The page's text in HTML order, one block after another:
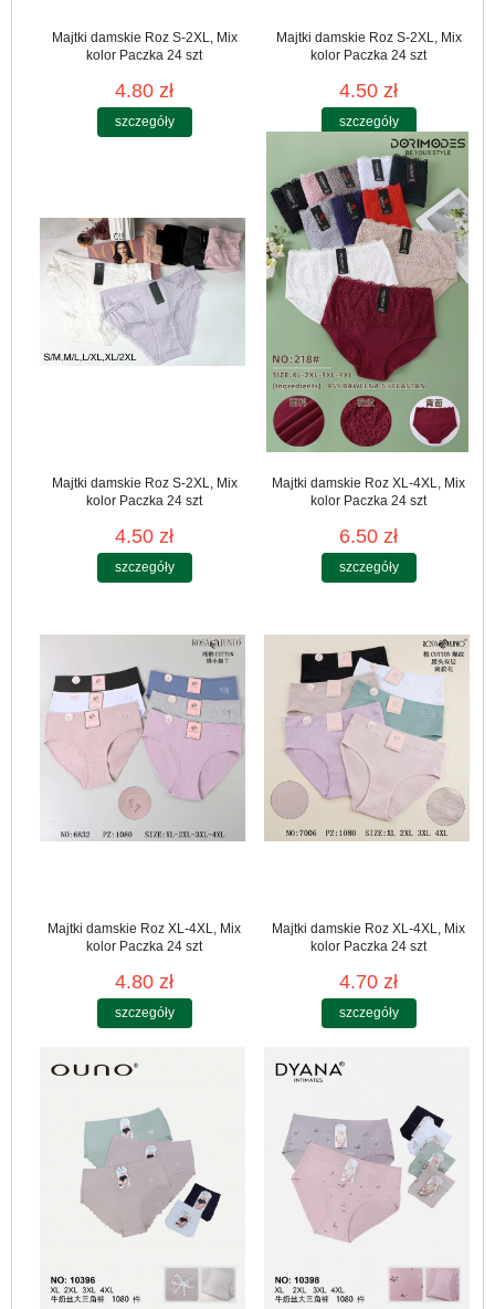
Majtki damskie Roz S-2XL, Mix
kolor Paczka 24 szt
4.80 zł
szczegóły
Majtki damskie Roz S-2XL, Mix
kolor Paczka 24 szt
4.50 zł
szczegóły
Majtki damskie Roz S-2XL, Mix
kolor Paczka 24 szt
4.50 zł
szczegóły
Majtki damskie Roz XL-4XL, Mix
kolor Paczka 24 szt
6.50 zł
szczegóły
Majtki damskie Roz XL-4XL, Mix
kolor Paczka 24 szt
4.80 zł
szczegóły
Majtki damskie Roz XL-4XL, Mix
kolor Paczka 24 szt
4.70 zł
szczegóły